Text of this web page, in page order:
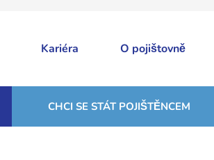
Kariéra O pojištovně
CHCI SE STÁT POJIŠTĚNCEM